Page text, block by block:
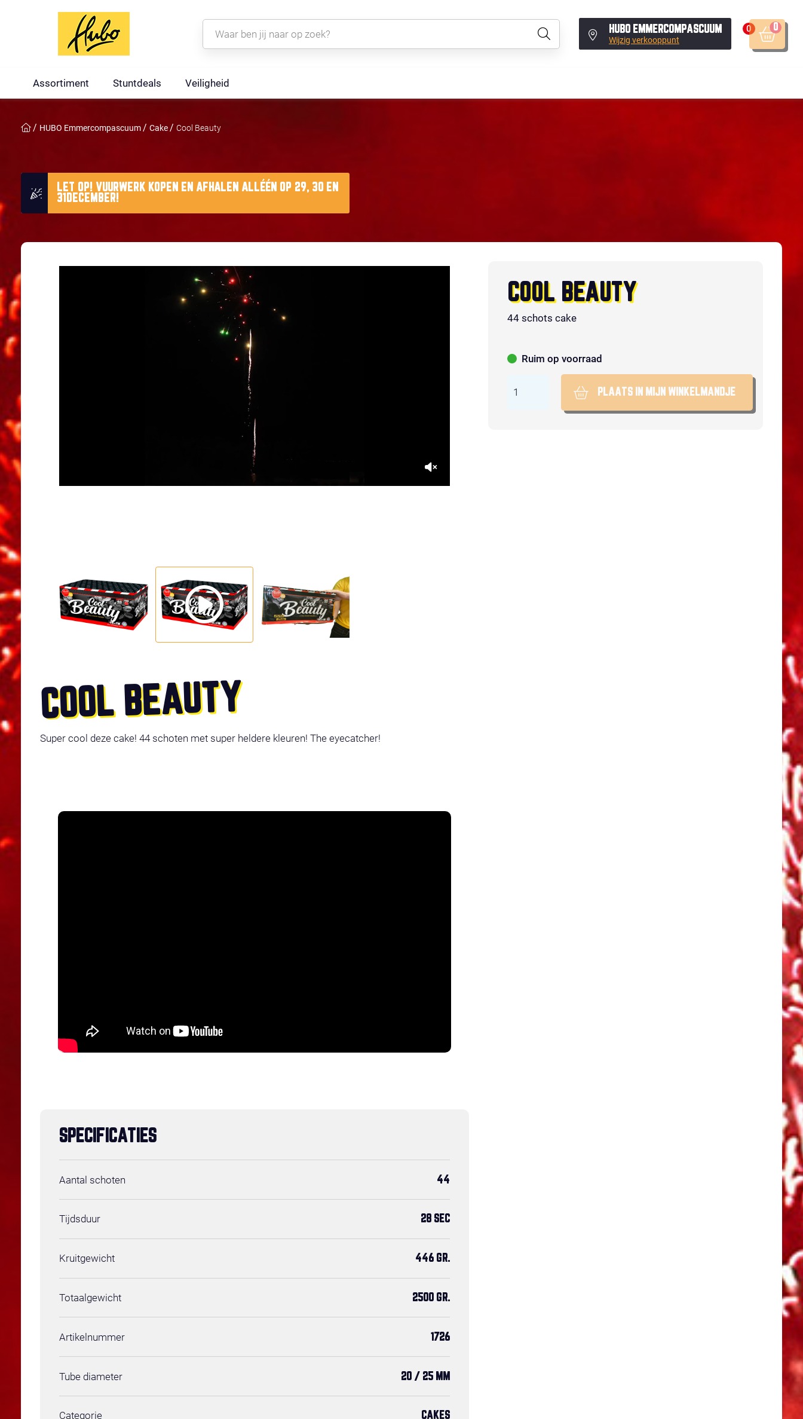
HUBO EMMERCOMPASCUUM
Wijzig verkooppunt
0 0
Assortiment Stuntdeals Veiligheid
HUBO Emmercompascuum Cake Cool Beauty
LET OP! VUURWERK KOPEN EN AFHALEN ALLÉÉN OP 29, 30 EN
31DECEMBER!
COOL BEAUTY
Super cool deze cake! 44 schoten met super heldere kleuren! The eyecatcher!
COOL BEAUTY
44 schots cake
Ruim op voorraad
PLAATS IN MIJN WINKELMANDJE
SPECIFICATIES
Aantal schoten 44
Tijdsduur 28 SEC
Kruitgewicht 446 GR.
Totaalgewicht 2500 GR.
Artikelnummer 1726
Tube diameter 20 / 25 MM
Categorie CAKES